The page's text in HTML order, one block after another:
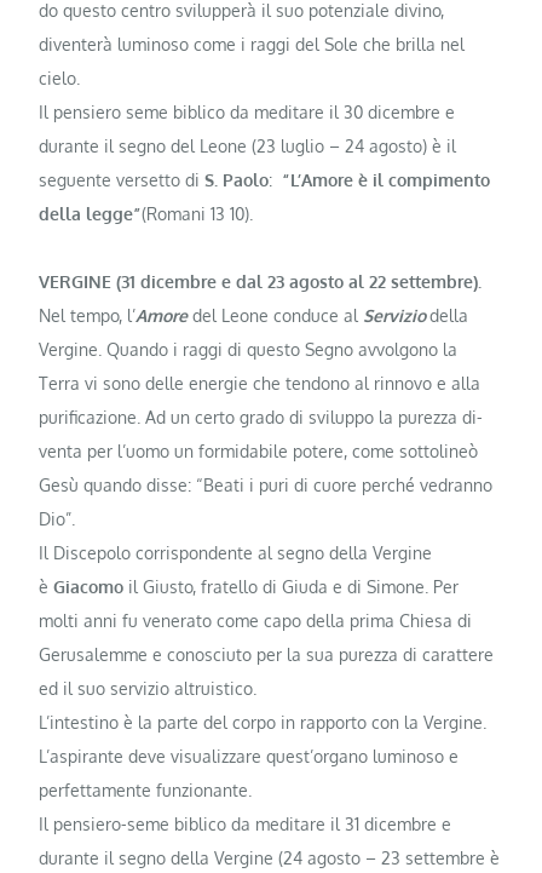
do questo centro svilupperà il suo po­tenziale divino,
diventerà luminoso come i raggi del Sole che brilla nel
cielo.
Il pensiero se­me biblico da meditare il 30 dicembre e
durante il segno del Leone (23 luglio – 24 agosto) è il
seguente versetto diS. Paolo: “L’Amore è il compimento
della legge”(Romani 13 10).
VERGINE (31 dicembre e dal 23 agosto al 22 settembre).
Nel tempo, l’Amoredel Leo­ne conduce al Serviziodella
Vergine. Quando i raggi di questo Segno avvol­gono la
Terra vi sono delle energie che tendono al rinnovo e alla
purificazione. Ad un certo grado di sviluppo la purezza di­
venta per l’uomo un formidabile po­tere, come sottolineò
Gesù quando disse: “Beati i puri di cuore perché vedranno
Dio”.
Il Discepolo corrispondente al segno della Vergine
èGiacomo il Giusto, fra­tello di Giuda e di Simone. Per
molti anni fu venerato come capo della prima Chiesa di
Gerusalemme e conosciuto per la sua purezza di carattere
ed il suo servizio altruistico.
L’intestino è la parte del corpo in rap­porto con la Vergine.
L’aspirante deve visualizzare quest’organo luminoso e
perfettamente funzionante.
Il pensiero-seme biblico da meditare il 31 dicembre e
durante il segno della Vergine (24 agosto – 23 settembre è